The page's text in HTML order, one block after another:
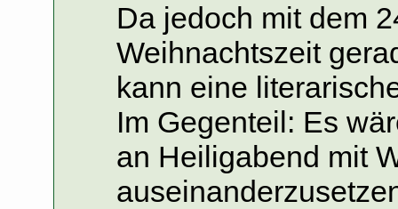
Da jedoch mit dem
Weihnachtszeit
kann eine
Im Gegenteil: Es
an Heiligabend mit